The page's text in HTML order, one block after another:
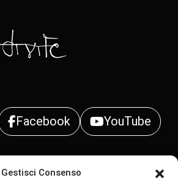
Gestisci Consenso
Facebook
YouTube